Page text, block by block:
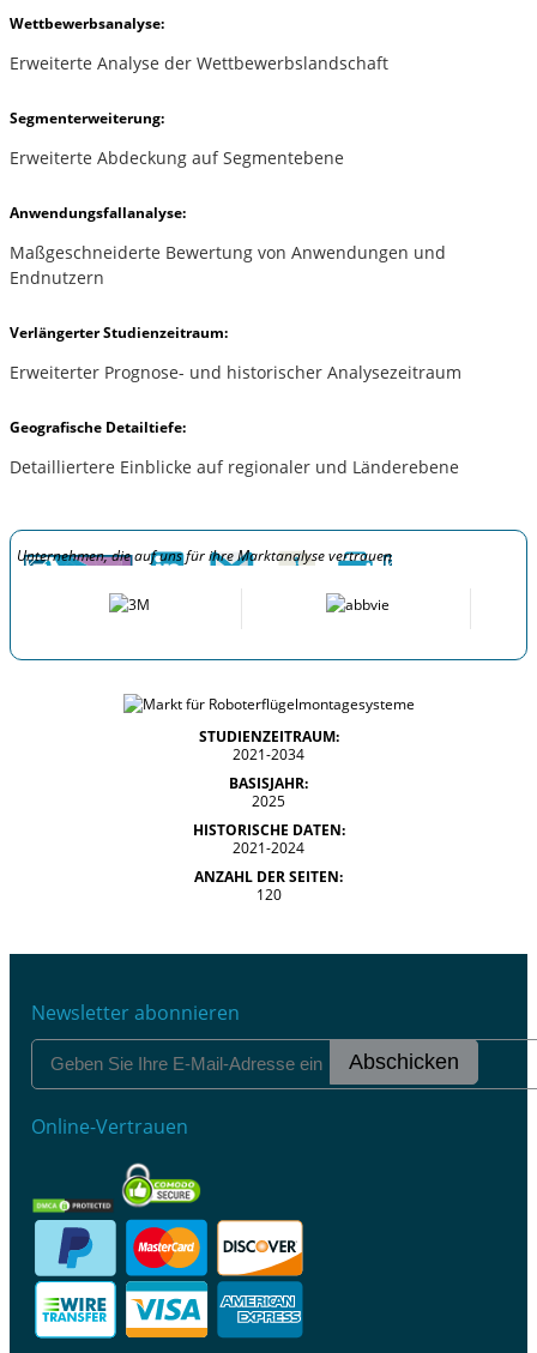
Wettbewerbsanalyse:
Erweiterte Analyse der Wettbewerbslandschaft
Segmenterweiterung:
Erweiterte Abdeckung auf Segmentebene
Anwendungsfallanalyse:
Maßgeschneiderte Bewertung von Anwendungen und
Endnutzern
Verlängerter Studienzeitraum:
Erweiterter Prognose- und historischer Analysezeitraum
Geografische Detailtiefe:
Detailliertere Einblicke auf regionaler und Länderebene
Unternehmen, die auf uns für ihre Marktanalyse vertrauen
STUDIENZEITRAUM:
2021-2034
BASISJAHR:
2025
HISTORISCHE DATEN:
2021-2024
ANZAHL DER SEITEN:
120
Newsletter abonnieren
Abschicken
Online-Vertrauen